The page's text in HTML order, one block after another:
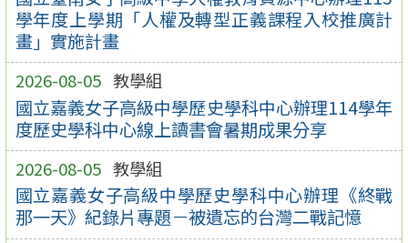
學年度上學期「人權及轉型正義課程入校推廣計
畫」實施計畫
2026-08-05 教學組
國立嘉義女子高級中學歷史學科中心辦理114學年
度歷史學科中心線上讀書會暑期成果分享
2026-08-05 教學組
國立嘉義女子高級中學歷史學科中心辦理《終戰
那一天》紀錄片專題－被遺忘的台灣二戰記憶